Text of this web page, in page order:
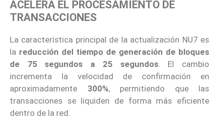
ACELERA EL PROCESAMIENTO DE
TRANSACCIONES
La característica principal de la actualización NU7 es
la reducción del tiempo de generación de bloques
de 75 segundos a 25 segundos. El cambio
incrementa la velocidad de confirmación en
aproximadamente 300%, permitiendo que las
transacciones se liquiden de forma más eficiente
dentro de la red.